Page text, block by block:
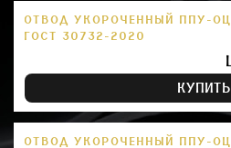
ОТВОД УКОРОЧЕННЫЙ ППУ-ОЦ
ГОСТ 30732-2020
КУПИТЬ
ОТВОД УКОРОЧЕННЫЙ ППУ-ОЦ